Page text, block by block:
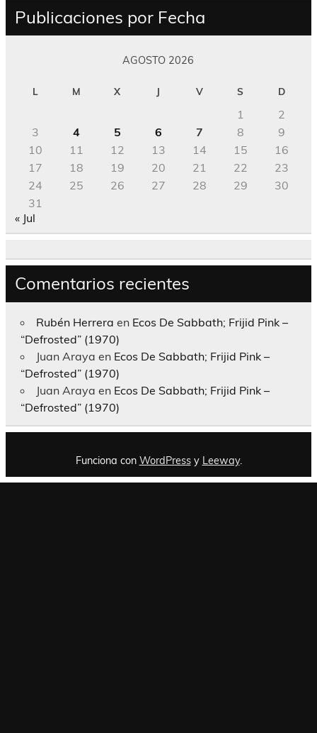
Publicaciones por Fecha
AGOSTO 2026
L M X J V S D
1
2
3
4 5 6 7 8
9
10
11 12 13 14 15
16
17
18 19 20 21 22
23
24
25 26 27 28 29
30
31
« Jul
Comentarios recientes
Rubén Herrera en Ecos De Sabbath; Frijid Pink –
“Defrosted” (1970)
Juan Araya en Ecos De Sabbath; Frijid Pink –
“Defrosted” (1970)
Juan Araya en Ecos De Sabbath; Frijid Pink –
“Defrosted” (1970)
Funciona con WordPressy Leeway.